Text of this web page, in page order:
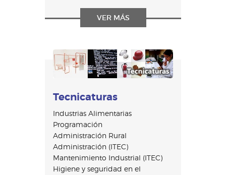
VER MÁS
Tecnicaturas
Industrias Alimentarias
Programación
Administración Rural
Administración (ITEC)
Mantenimiento Industrial (ITEC)
Higiene y seguridad en el